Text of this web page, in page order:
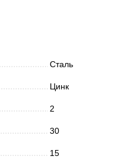
Сталь
Цинк
2
30
15